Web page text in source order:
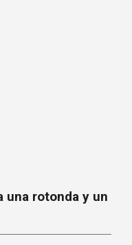
rotonda y un